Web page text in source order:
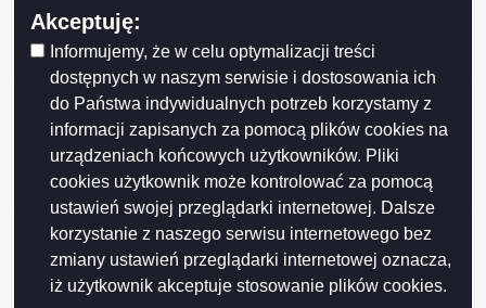
Akceptuję:
Informujemy, że w celu optymalizacji treści
dostępnych w naszym serwisie i dostosowania ich
do Państwa indywidualnych potrzeb korzystamy z
informacji zapisanych za pomocą plików cookies na
urządzeniach końcowych użytkowników. Pliki
cookies użytkownik może kontrolować za pomocą
ustawień swojej przeglądarki internetowej. Dalsze
korzystanie z naszego serwisu internetowego bez
zmiany ustawień przeglądarki internetowej oznacza,
iż użytkownik akceptuje stosowanie plików cookies.
zamieszkujących na terenie Gminy Szypliszki, a
uczęszczających do niepublicznych przedszkoli
funkcjonującyc
Porozumienie nr 15/ 2017 z dnia 11 kwietnia 2017 r. w
sprawie prowadzenia zadania publicznego z zakresu
nauczania religii Kościoła Staroobrzędowego, dla
ucznia(-ów) z terenu Miasta Białystok, w pozaszkolnym
punkcie katechetycznym w Suwałkach
Porozumienie nr 14/ 2017 z dnia 4 kwietnia 2017 r. w
sprawie ustalenia zasad pokrycia kosztów udzielonej
dotacji w 2017 r. przez Miasto Suwałki na uczniów
zamieszkujących na terenie Gminy Jeleniewo a